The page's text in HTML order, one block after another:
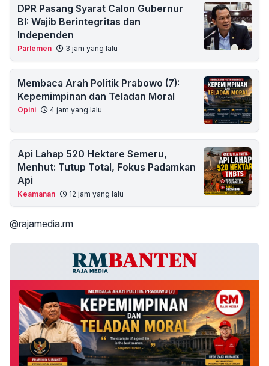
DPR Pasang Syarat Calon Gubernur
BI: Wajib Berintegritas dan
Independen
Parlemen 3 jam yang lalu
Membaca Arah Politik Prabowo (7):
Kepemimpinan dan Teladan Moral
Opini 4 jam yang lalu
Api Lahap 520 Hektare Semeru,
Menhut: Tutup Total, Fokus Padamkan
Api
Keamanan 12 jam yang lalu
@rajamedia.rm